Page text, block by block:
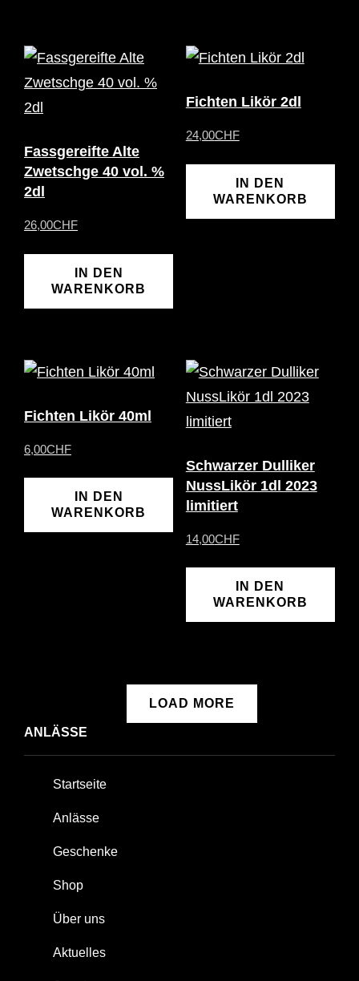
Fassgereifte Alte
Zwetschge 40 vol. %
2dl
26,00CHF
IN DEN
WARENKORB
Fichten Likör 2dl
24,00CHF
IN DEN
WARENKORB
Fichten Likör 40ml
6,00CHF
IN DEN
WARENKORB
Schwarzer Dulliker
NussLikör 1dl 2023
limitiert
14,00CHF
IN DEN
WARENKORB
LOAD MORE
ANLÄSSE
Startseite
Anlässe
Geschenke
Shop
Über uns
Aktuelles